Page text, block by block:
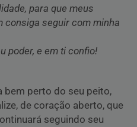
para que meus
consiga seguir com minha
poder, e em ti confio!
bem perto do seu peito,
de coração aberto, que
seguindo seu